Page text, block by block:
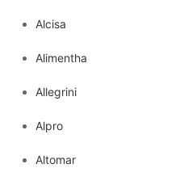
Alcisa
Alimentha
Allegrini
Alpro
Altomar